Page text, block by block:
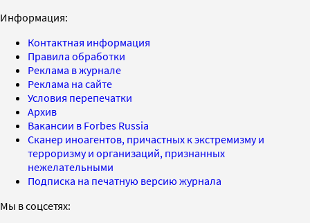
Информация:
Контактная информация
Правила обработки
Реклама в журнале
Реклама на сайте
Условия перепечатки
Архив
Вакансии в Forbes Russia
Сканер иноагентов, причастных к экстремизму и
терроризму и организаций, признанных
нежелательными
Подписка на печатную версию журнала
Мы в соцсетях: